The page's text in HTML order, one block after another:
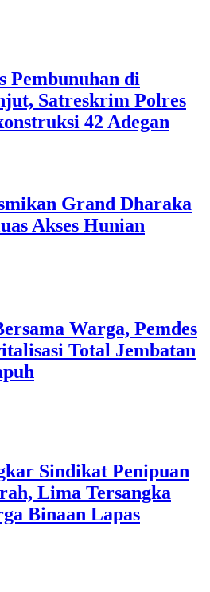
Pembunuhan di
Satreskrim Polres
42 Adegan
Grand Dharaka
Akses Hunian
Warga, Pemdes
Total Jembatan
Sindikat Penipuan
Lima Tersangka
Binaan Lapas